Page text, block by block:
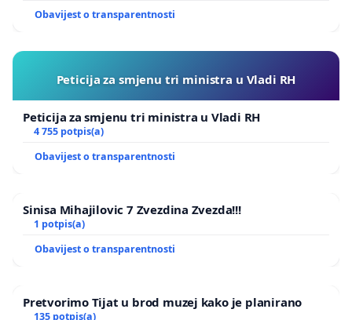
Obavijest o transparentnosti
Peticija za smjenu tri ministra u Vladi RH
Peticija za smjenu tri ministra u Vladi RH
4 755 potpis(a)
Obavijest o transparentnosti
Sinisa Mihajilovic 7 Zvezdina Zvezda!!!
1 potpis(a)
Obavijest o transparentnosti
Pretvorimo Tijat u brod muzej kako je planirano
135 potpis(a)